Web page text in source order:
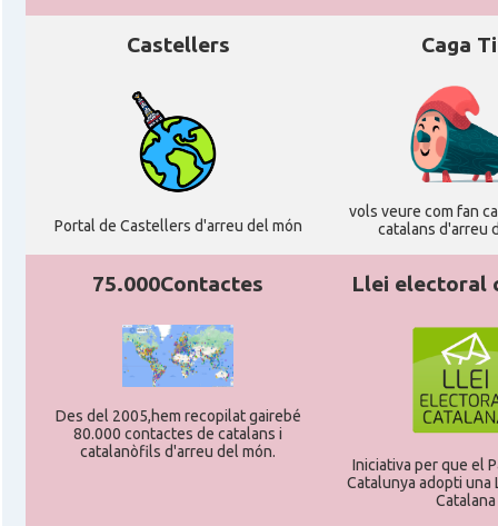
Associació Catalana d'Essen E.V. /
Verein Essen E.V.
Associació Catalana d'Hamburg "El
Casal Centre Català de Munic
Centre Cultural Català de Colònia
Castellers
Portal de Castellers d'arreu del món
Caga
vols veure com fan
catalans d'arreu
75.000Contactes
Des del 2005,hem recopilat gairebé
80.000 contactes de catalans i
catalanòfils d'arreu del món.
Llei electoral
Iniciativa per que el
Catalunya adopti una
Catalana